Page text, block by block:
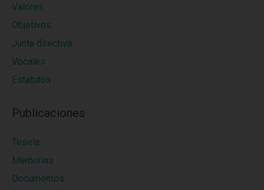
Valores
Objetivos
Junta directiva
Vocales
Estatutos
Publicaciones
Tesela
Memorias
Documentos